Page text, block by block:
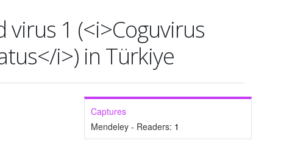
1 (<i>Coguvirus
i>) in Türkiye
Captures
Mendeley - Readers: 1